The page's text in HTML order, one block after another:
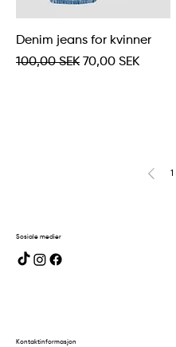
Denim jeans for kvinner
Vanlig pris
100,00 SEK Salgspris
70,00 SEK
1
Sosiale medier
Kontaktinformasjon